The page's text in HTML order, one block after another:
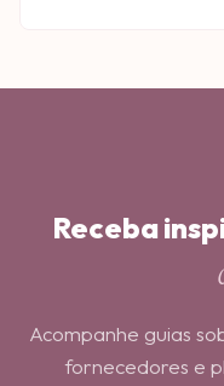
Receba
Acompanhe guias
fornecedores e